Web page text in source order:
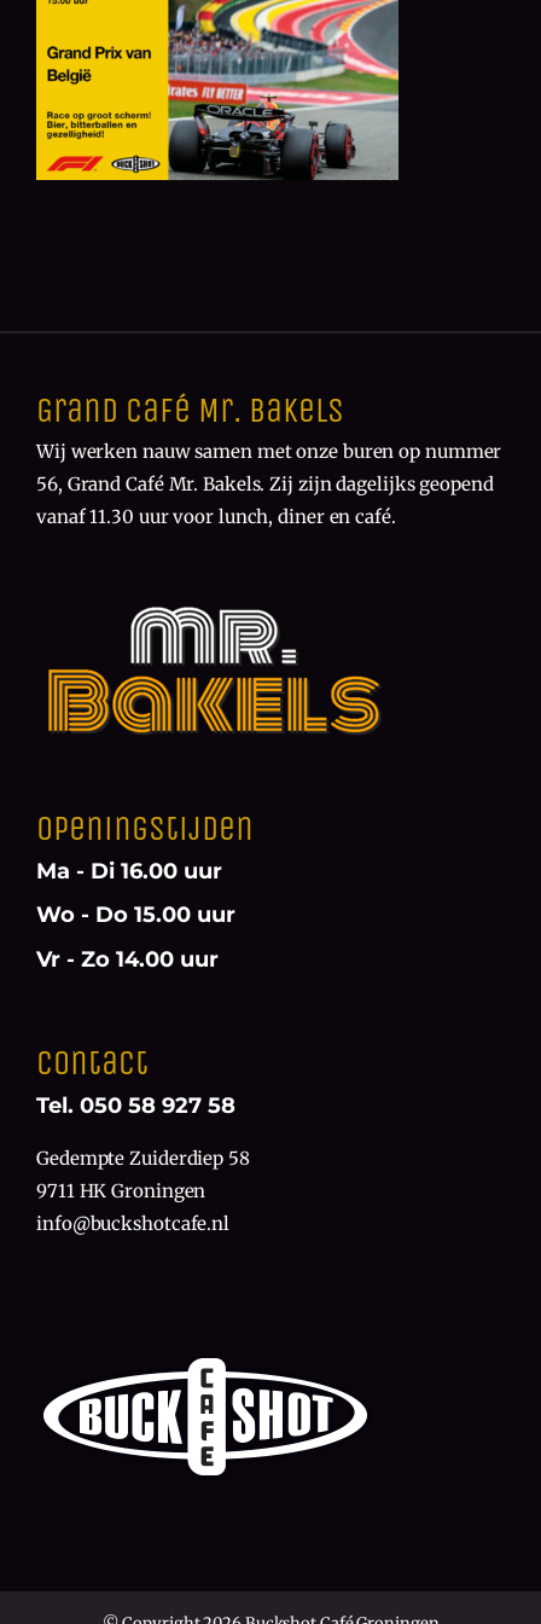
Grand Café Mr. Bakels
Wij werken nauw samen met onze buren op nummer
56, Grand Café Mr. Bakels. Zij zijn dagelijks geopend
vanaf 11.30 uur voor lunch, diner en café.
Openingstijden
Ma - Di 16.00 uur
Wo - Do 15.00 uur
Vr - Zo 14.00 uur
Contact
Tel. 050 58 927 58
Gedempte Zuiderdiep 58
9711 HK Groningen
info@buckshotcafe.nl